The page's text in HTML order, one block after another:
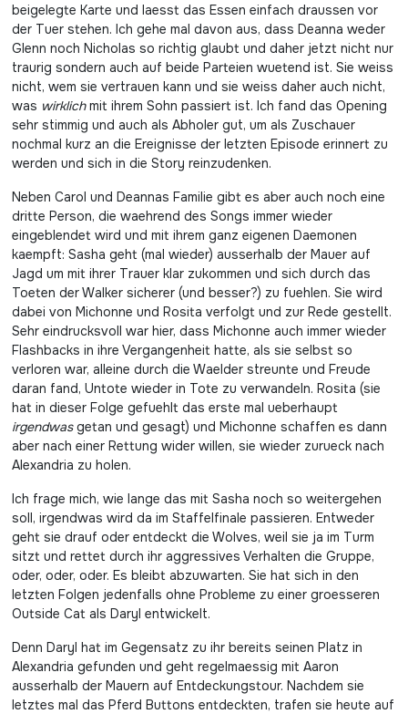
beigelegte Karte und laesst das Essen einfach draussen vor
der Tuer stehen. Ich gehe mal davon aus, dass Deanna weder
Glenn noch Nicholas so richtig glaubt und daher jetzt nicht nur
traurig sondern auch auf beide Parteien wuetend ist. Sie weiss
nicht, wem sie vertrauen kann und sie weiss daher auch nicht,
was wirklichmit ihrem Sohn passiert ist. Ich fand das Opening
sehr stimmig und auch als Abholer gut, um als Zuschauer
nochmal kurz an die Ereignisse der letzten Episode erinnert zu
werden und sich in die Story reinzudenken.
Neben Carol und Deannas Familie gibt es aber auch noch eine
dritte Person, die waehrend des Songs immer wieder
eingeblendet wird und mit ihrem ganz eigenen Daemonen
kaempft: Sasha geht (mal wieder) ausserhalb der Mauer auf
Jagd um mit ihrer Trauer klar zukommen und sich durch das
Toeten der Walker sicherer (und besser?) zu fuehlen. Sie wird
dabei von Michonne und Rosita verfolgt und zur Rede gestellt.
Sehr eindrucksvoll war hier, dass Michonne auch immer wieder
Flashbacks in ihre Vergangenheit hatte, als sie selbst so
verloren war, alleine durch die Waelder streunte und Freude
daran fand, Untote wieder in Tote zu verwandeln. Rosita (sie
hat in dieser Folge gefuehlt das erste mal ueberhaupt
irgendwasgetan und gesagt) und Michonne schaffen es dann
aber nach einer Rettung wider willen, sie wieder zurueck nach
Alexandria zu holen.
Ich frage mich, wie lange das mit Sasha noch so weitergehen
soll, irgendwas wird da im Staffelfinale passieren. Entweder
geht sie drauf oder entdeckt die Wolves, weil sie ja im Turm
sitzt und rettet durch ihr aggressives Verhalten die Gruppe,
oder, oder, oder. Es bleibt abzuwarten. Sie hat sich in den
letzten Folgen jedenfalls ohne Probleme zu einer groesseren
Outside Cat als Daryl entwickelt.
Denn Daryl hat im Gegensatz zu ihr bereits seinen Platz in
Alexandria gefunden und geht regelmaessig mit Aaron
ausserhalb der Mauern auf Entdeckungstour. Nachdem sie
letztes mal das Pferd Buttons entdeckten, trafen sie heute auf